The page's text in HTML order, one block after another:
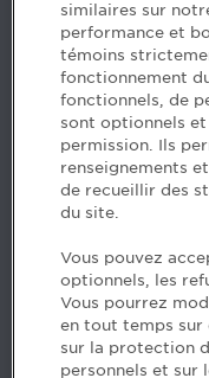
5, Place Ville Marie,
H3B 2G2
www.cpaquebec.ca
Des questions?
Envie de mettre
les postes
Facebook - Devenir
Instagram
LinkedIn - CPA
LinkedIn - 20 minutes
LinkedIn - Emploi
similaires sur
performance et
témoins
fonctionnement
fonctionnels, de
sont optionnels
permission. Ils
renseignements
de recueillir des
du site.
Vous pouvez
optionnels, les
Vous pourrez
en tout temps sur
sur la protection
personnels et sur